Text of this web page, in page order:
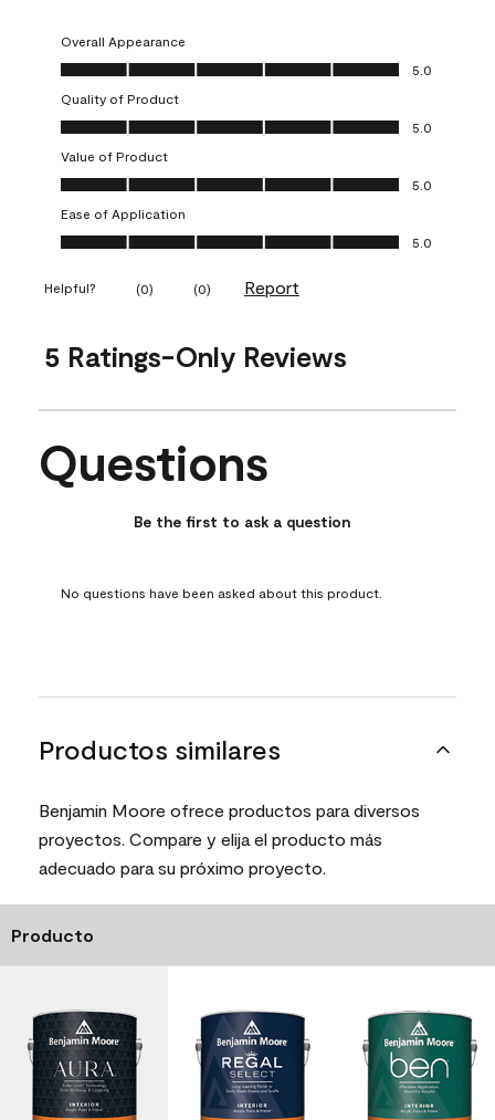
Overall Appearance
Overall Appearance, 5.0 out of 5
5.0
Quality of Product
Quality of Product, 5.0 out of 5
5.0
Value of Product
Value of Product, 5.0 out of 5
5.0
Ease of Application
Ease of Application, 5.0 out of 5
5.0
Helpful? (0) (0) Report
5 Ratings-Only Reviews
No questions have been asked about this product.
Questions
Be the first to ask a question
No questions have been asked about this product.
Productos similares
Benjamin Moore ofrece productos para diversos
proyectos. Compare y elija el producto más
adecuado para su próximo proyecto.
Producto